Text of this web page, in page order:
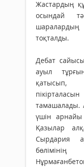
Жастардың
осындай
тоқталды.
Дебат
ауыл
қатысып,
тамашалады.
үшін
Қазылар
Сырдария